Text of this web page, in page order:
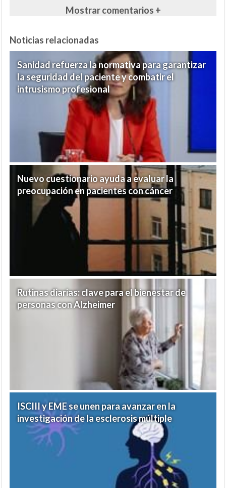
Mostrar comentarios +
Noticias relacionadas
Sanidad refuerza la normativa para garantizar
la seguridad del paciente y combatir el
intrusismo profesional
Nuevo cuestionario ayuda a evaluar la
preocupación en pacientes con cáncer
Rutinas diarias: clave para el bienestar de
personas con Alzheimer
ISCIII y EME se unen para avanzar en la
investigación de la esclerosis múltiple